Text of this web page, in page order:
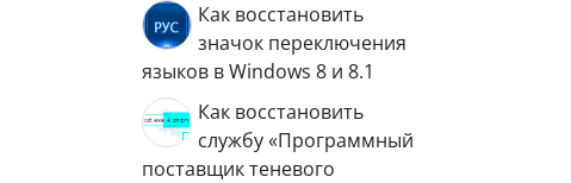
Как восстановить
значок переключения
языков в Windows 8 и 8.1
Как восстановить
службу «Программный
поставщик теневого